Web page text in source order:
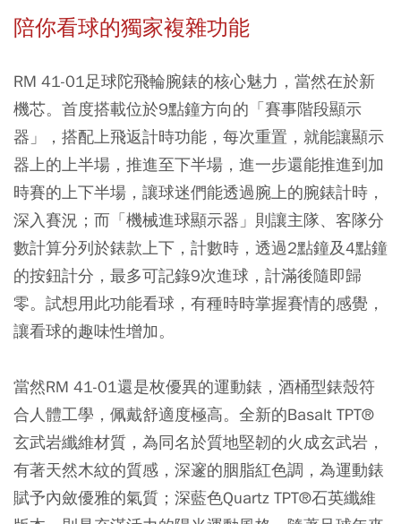
陪你看球的獨家複雜功能
RM 41-01足球陀飛輪腕錶的核心魅力，當然在於新
機芯。首度搭載位於9點鐘方向的「賽事階段顯示
器」，搭配上飛返計時功能，每次重置，就能讓顯示
器上的上半場，推進至下半場，進一步還能推進到加
時賽的上下半場，讓球迷們能透過腕上的腕錶計時，
深入賽況；而「機械進球顯示器」則讓主隊、客隊分
數計算分列於錶款上下，計數時，透過2點鐘及4點鐘
的按鈕計分，最多可記錄9次進球，計滿後隨即歸
零。試想用此功能看球，有種時時掌握賽情的感覺，
讓看球的趣味性增加。
當然RM 41-01還是枚優異的運動錶，酒桶型錶殼符
合人體工學，佩戴舒適度極高。全新的Basalt TPT®
玄武岩纖維材質，為同名於質地堅韌的火成玄武岩，
有著天然木紋的質感，深邃的胭脂紅色調，為運動錶
賦予內斂優雅的氣質；深藍色Quartz TPT®石英纖維